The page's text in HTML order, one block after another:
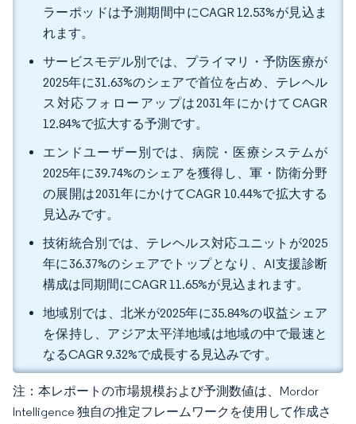
ラーポッドは予測期間中にCAGR 12.53%が見込ま
れます。
サービスモデル別では、プライマリ・予防医療が
2025年に31.63%のシェアで首位を占め、テレヘル
ス対応フォローアップは2031年にかけてCAGR
12.84%で拡大する予測です。
エンドユーザー別では、病院・医療システムが
2025年に39.74%のシェアを獲得し、軍・防衛分野
の展開は2031年にかけてCAGR 10.44%で拡大する
見込みです。
技術統合別では、テレヘルス対応ユニットが2025
年に36.37%のシェアでトップとなり、AI支援診断
構成は同期間にCAGR 11.65%が見込まれます。
地域別では、北米が2025年に35.84%の収益シェア
を保持し、アジア太平洋地域は地域の中で最速と
なるCAGR 9.32%で成長する見込みです。
注：本レポートの市場規模および予測数値は、Mordor
Intelligence 独自の推定フレームワークを使用して作成さ